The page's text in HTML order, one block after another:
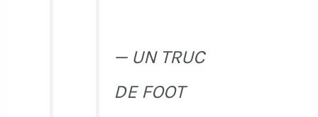
— UN TRUC
DE FOOT